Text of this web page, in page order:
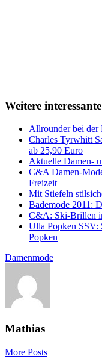
Weitere
Allrounder bei der
Charles Tyrwhitt
ab 25,90 Euro
Aktuelle Damen-
C&A Damen-
Freizeit
Mit Stiefeln
Bademode 2011:
C&A: Ski-Brillen
Ulla Popken SSV:
Popken
Damenmode
Mathias
More Posts